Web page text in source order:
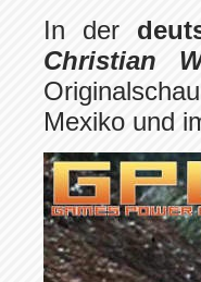
In der
Christian
Mexiko und